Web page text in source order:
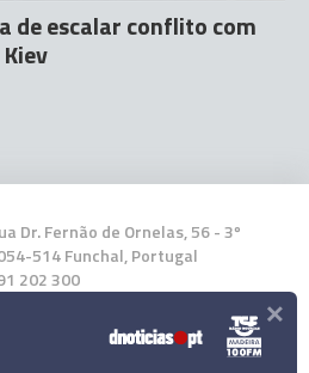
de escalar conflito com
Dr. Fernão de Ornelas, 56 - 3º
514 Funchal, Portugal
202 300
a nossa App ×